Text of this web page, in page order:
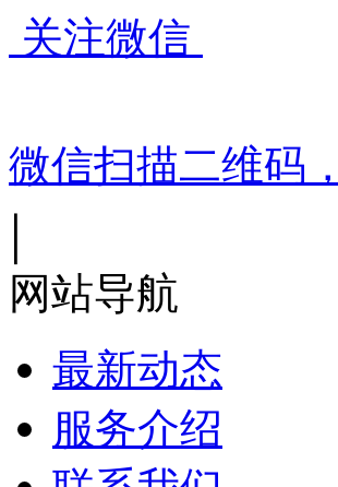
关注微信
微信扫描二维码
网站导航
最新动态
服务介绍